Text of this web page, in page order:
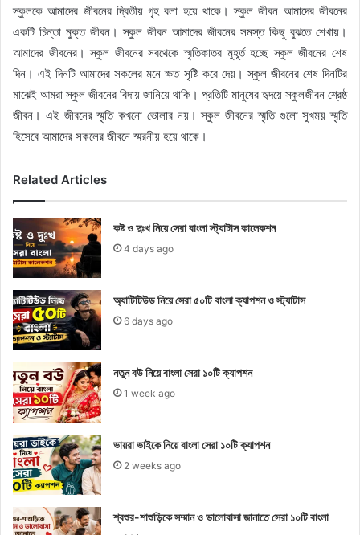
স্কুলকে আমাদের জীবনের দ্বিতীয় গৃহ বলা হয়ে থাকে। স্কুল জীবন আমাদের জীবনের
একটি চিন্তা মুক্ত জীবন। স্কুল জীবন আমাদের জীবনের সমস্ত কিছু বুঝতে শেখায়।
আমাদের জীবনের। স্কুল জীবনের সবথেকে স্মৃতিকাতর মুহূর্ত হচ্ছে স্কুল জীবনের শেষ
দিন। এই দিনটি আমাদের সকলের মনে ক্ষত সৃষ্টি করে দেয়। স্কুল জীবনের শেষ দিনটির
মাঝেই আমরা স্কুল জীবনের বিদায় জানিয়ে থাকি। প্রতিটি মানুষের হৃদয়ে স্কুলজীবন শ্রেষ্ঠ
জীবন। এই জীবনের স্মৃতি কখনো ভোলার নয়। স্কুল জীবনের স্মৃতি গুলো সুখময় স্মৃতি
হিসেবে আমাদের সকলের জীবনে স্মরনীয় হয়ে থাকে।
Related Articles
কষ্ট ও দুঃখ নিয়ে সেরা বাংলা স্ট্যাটাস কালেকশন
4 days ago
অ্যাটিটিউড নিয়ে সেরা ৫০টি বাংলা ক্যাপশন ও স্ট্যাটাস
6 days ago
নতুন বউ নিয়ে বাংলা সেরা ১০টি ক্যাপশন
1 week ago
ভায়রা ভাইকে নিয়ে বাংলা সেরা ১০টি ক্যাপশন
2 weeks ago
শ্বশুর-শাশুড়িকে সম্মান ও ভালোবাসা জানাতে সেরা ১০টি বাংলা